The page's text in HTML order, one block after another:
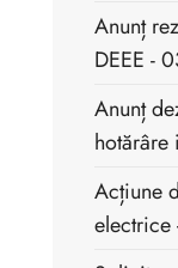
Anunț
DEEE -
Anunț
Acțiune